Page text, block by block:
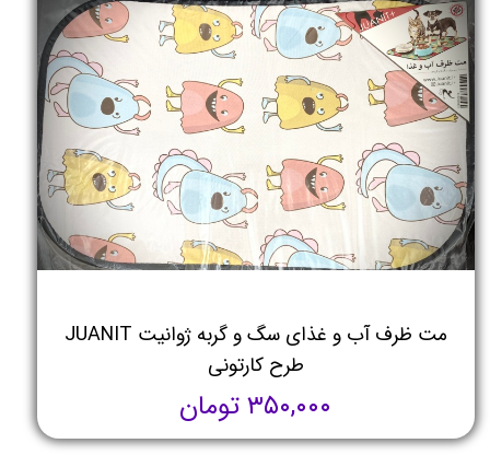
مت ظرف آب و غذای سگ و گربه ژوانیت JUANIT
طرح کارتونی
۳۵۰,۰۰۰ تومان